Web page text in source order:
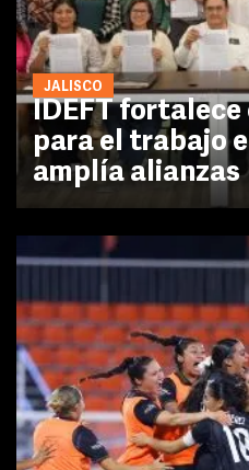
JALISCO
IDEFT
para el trabajo
amplía alianzas